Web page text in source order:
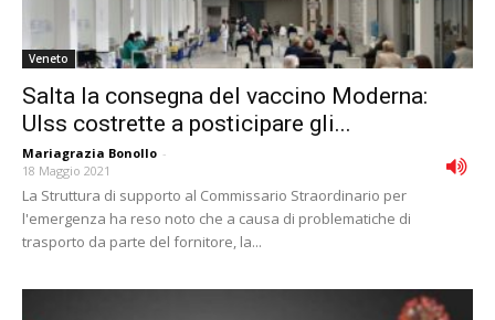
Veneto
Salta la consegna del vaccino Moderna:
Ulss costrette a posticipare gli...
Mariagrazia Bonollo -
18 Maggio 2021
La Struttura di supporto al Commissario Straordinario per
l'emergenza ha reso noto che a causa di problematiche di
trasporto da parte del fornitore, la...